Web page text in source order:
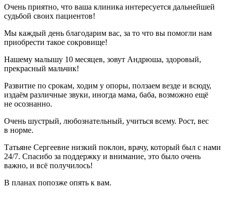
Очень приятно, что ваша клиника интересуется дальнейшей
судьбой своих пациентов!
Мы каждый день благодарим вас, за то что вы помогли нам
приобрести такое сокровище!
Нашему малышу 10 месяцев, зовут Андрюша, здоровый,
прекрасный мальчик!
Развитие по срокам, ходим у опоры, ползаем везде и всюду,
издаём различные звуки, иногда мама, баба, возможно ещё
не осознанно.
Очень шустрый, любознательный, учиться всему. Рост, вес
в норме.
Татьяне Сергеевне низкий поклон, врачу, который был с нами
24/7. Спасибо за поддержку и внимание, это было очень
важно, и всё получилось!
В планах попозже опять к вам.